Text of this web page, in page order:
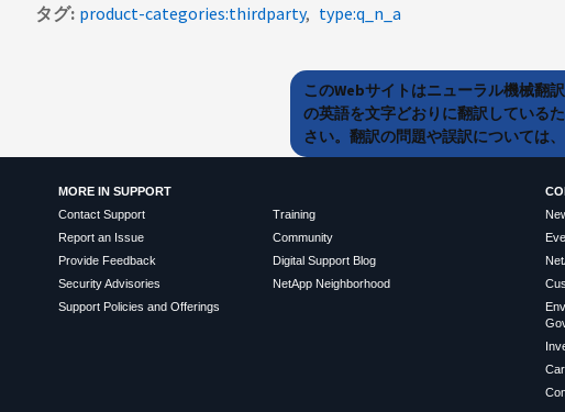
タグ product-categories:thirdparty type:q_n_a
このWebサイトはニューラル機械翻
の英語を文字どおりに翻訳している
さい。翻訳の問題や誤訳については
MORE IN SUPPORT
Contact Support
Report an Issue
Provide Feedback
Security Advisories
Support Policies and Offerings
Training
Community
Digital Support Blog
NetApp Neighborhood